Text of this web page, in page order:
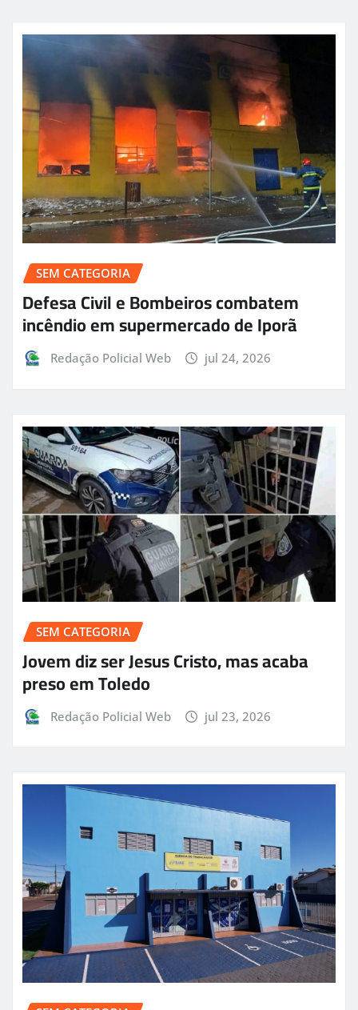
SEM CATEGORIA
Defesa Civil e Bombeiros combatem
incêndio em supermercado de Iporã
Redação Policial Web jul 24, 2026
SEM CATEGORIA
Jovem diz ser Jesus Cristo, mas acaba
preso em Toledo
Redação Policial Web jul 23, 2026